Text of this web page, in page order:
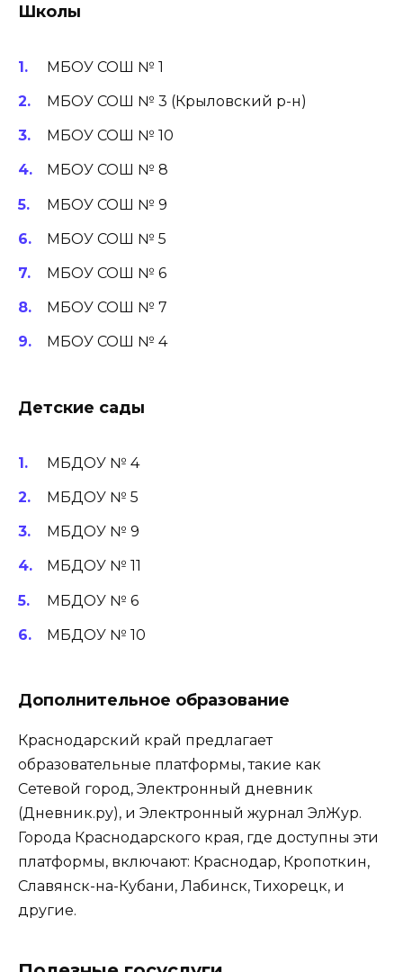
Школы
МБОУ СОШ № 1
МБОУ СОШ № 3 (Крыловский р-н)
МБОУ СОШ № 10
МБОУ СОШ № 8
МБОУ СОШ № 9
МБОУ СОШ № 5
МБОУ СОШ № 6
МБОУ СОШ № 7
МБОУ СОШ № 4
Детские сады
МБДОУ № 4
МБДОУ № 5
МБДОУ № 9
МБДОУ № 11
МБДОУ № 6
МБДОУ № 10
Дополнительное образование
Краснодарский край предлагает
образовательные платформы, такие как
Сетевой город, Электронный дневник
(Дневник.ру), и Электронный журнал ЭлЖур.
Города Краснодарского края, где доступны эти
платформы, включают: Краснодар, Кропоткин,
Славянск-на-Кубани, Лабинск, Тихорецк, и
другие.